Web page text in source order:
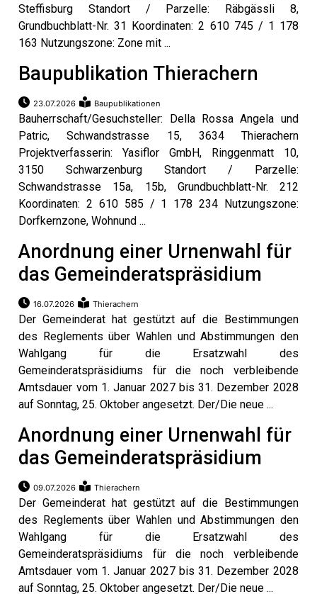
Steffisburg Standort / Parzelle: Räbgässli 8,
Grundbuchblatt-Nr. 31 Koordinaten: 2 610 745 / 1 178
163 Nutzungszone: Zone mit ...
Baupublikation Thierachern
23.07.2026 Baupublikationen
Bauherrschaft/Gesuchsteller: Della Rossa Angela und
Patric, Schwandstrasse 15, 3634 Thierachern
Projektverfasserin: Yasiflor GmbH, Ringgenmatt 10,
3150 Schwarzenburg Standort / Parzelle:
Schwandstrasse 15a, 15b, Grundbuchblatt-Nr. 212
Koordinaten: 2 610 585 / 1 178 234 Nutzungszone:
Dorfkernzone, Wohnund ...
Anordnung einer Urnenwahl für
das Gemeinderatspräsidium
16.07.2026 Thierachern
Der Gemeinderat hat gestützt auf die Bestimmungen
des Reglements über Wahlen und Abstimmungen den
Wahlgang für die Ersatzwahl des
Gemeinderatspräsidiums für die noch verbleibende
Amtsdauer vom 1. Januar 2027 bis 31. Dezember 2028
auf Sonntag, 25. Oktober angesetzt. Der/Die neue ...
Anordnung einer Urnenwahl für
das Gemeinderatspräsidium
09.07.2026 Thierachern
Der Gemeinderat hat gestützt auf die Bestimmungen
des Reglements über Wahlen und Abstimmungen den
Wahlgang für die Ersatzwahl des
Gemeinderatspräsidiums für die noch verbleibende
Amtsdauer vom 1. Januar 2027 bis 31. Dezember 2028
auf Sonntag, 25. Oktober angesetzt. Der/Die neue ...